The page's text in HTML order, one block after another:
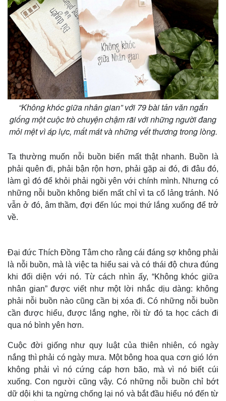
“Không khóc giữa nhân gian” với 79 bài tản văn ngắn
giống một cuộc trò chuyện chậm rãi với những người đang
mỏi mệt vì áp lực, mất mát và những vết thương trong lòng.
Ta thường muốn nỗi buồn biến mất thật nhanh. Buồn là
phải quên đi, phải bận rộn hơn, phải gặp ai đó, đi đâu đó,
làm gì đó để khỏi phải ngồi yên với chính mình. Nhưng có
những nỗi buồn không biến mất chỉ vì ta cố lảng tránh. Nó
vẫn ở đó, âm thầm, đợi đến lúc mọi thứ lắng xuống để trở
về.
Đại đức Thích Đồng Tâm cho rằng cái đáng sợ không phải
là nỗi buồn, mà là việc ta hiểu sai và có thái độ chưa đúng
khi đối diện với nó. Từ cách nhìn ấy, “Không khóc giữa
nhân gian” được viết như một lời nhắc dịu dàng: không
phải nỗi buồn nào cũng cần bị xóa đi. Có những nỗi buồn
cần được hiểu, được lắng nghe, rồi từ đó ta học cách đi
qua nó bình yên hơn.
Cuộc đời giống như quy luật của thiên nhiên, có ngày
nắng thì phải có ngày mưa. Một bông hoa qua cơn gió lớn
không phải vì nó cứng cáp hơn bão, mà vì nó biết cúi
xuống. Con người cũng vậy. Có những nỗi buồn chỉ bớt
dữ dội khi ta ngừng chống lại nó và bắt đầu hiểu nó đến từ